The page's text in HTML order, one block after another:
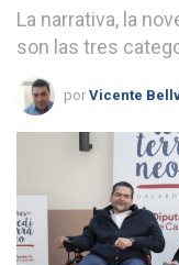
La narrativa, la
son las tres
por Vicente